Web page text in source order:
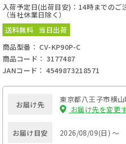
入荷予定日(出荷目安)：14時までのご
（当社休業日除く）
送料無料 当日出荷
商品型番： CV-KP90P-C
商品コード： 3177487
JANコード： 4549873218571
お届け先
東京都八王子市横山
お届け先を変更
お届け目安 2026/08/09(日) ～